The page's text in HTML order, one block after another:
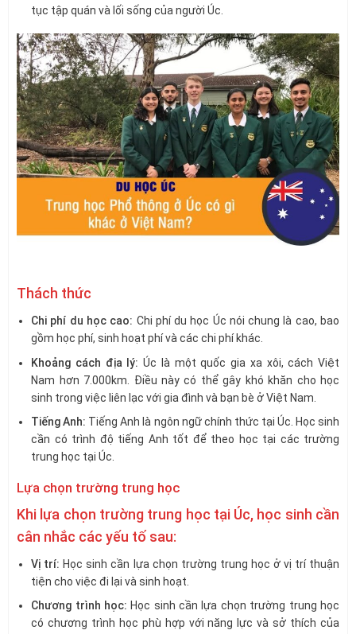
tục tập quán và lối sống của người Úc.
Thách thức
Chi phí du học cao: Chi phí du học Úc nói chung là cao, bao
gồm học phí, sinh hoạt phí và các chi phí khác.
Khoảng cách địa lý: Úc là một quốc gia xa xôi, cách Việt
Nam hơn 7.000km. Điều này có thể gây khó khăn cho học
sinh trong việc liên lạc với gia đình và bạn bè ở Việt Nam.
Tiếng Anh: Tiếng Anh là ngôn ngữ chính thức tại Úc. Học sinh
cần có trình độ tiếng Anh tốt để theo học tại các trường
trung học tại Úc.
Lựa chọn trường trung học
Khi lựa chọn trường trung học tại Úc, học sinh cần
cân nhắc các yếu tố sau:
Vị trí: Học sinh cần lựa chọn trường trung học ở vị trí thuận
tiện cho việc đi lại và sinh hoạt.
Chương trình học: Học sinh cần lựa chọn trường trung học
có chương trình học phù hợp với năng lực và sở thích của